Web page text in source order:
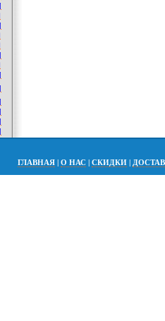
ГЛАВНАЯ | О НАС | СКИДКИ |